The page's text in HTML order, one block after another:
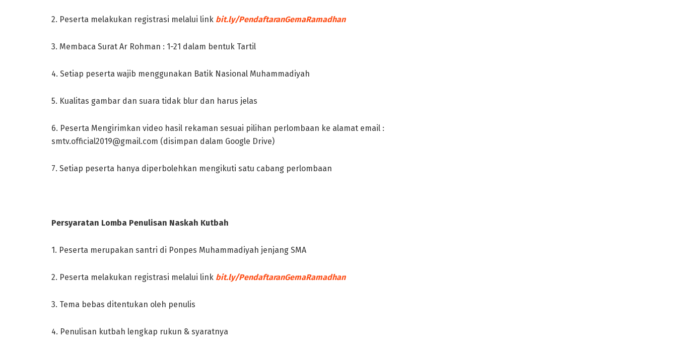
2. Peserta melakukan registrasi melalui link bit.ly/PendaftaranGemaRamadhan
3. Membaca Surat Ar Rohman : 1-21 dalam bentuk Tartil
4. Setiap peserta wajib menggunakan Batik Nasional Muhammadiyah
5. Kualitas gambar dan suara tidak blur dan harus jelas
6. Peserta Mengirimkan video hasil rekaman sesuai pilihan perlombaan ke alamat email :
smtv.official2019@gmail.com (disimpan dalam Google Drive)
7. Setiap peserta hanya diperbolehkan mengikuti satu cabang perlombaan
Persyaratan Lomba Penulisan Naskah Kutbah
1. Peserta merupakan santri di Ponpes Muhammadiyah jenjang SMA
2. Peserta melakukan registrasi melalui link bit.ly/PendaftaranGemaRamadhan
3. Tema bebas ditentukan oleh penulis
4. Penulisan kutbah lengkap rukun & syaratnya